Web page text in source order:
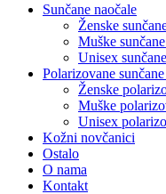
Sunčane naočale
Ženske
Muške
Unisex
Polarizovane
Ženske
Muške
Unisex
Kožni novčanici
Ostalo
O nama
Kontakt